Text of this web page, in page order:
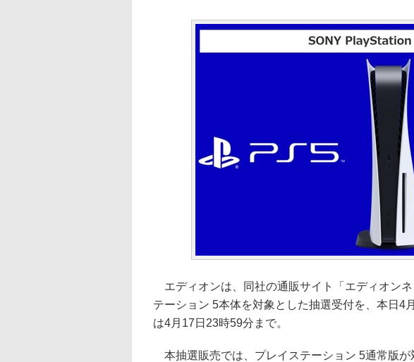
エディオンは、同社の通販サイト「エディオン
テーション 5本体を対象とした抽選受付を、本日4
は4月17日23時59分まで。
本抽選販売では、プレイステーション 5通常版が